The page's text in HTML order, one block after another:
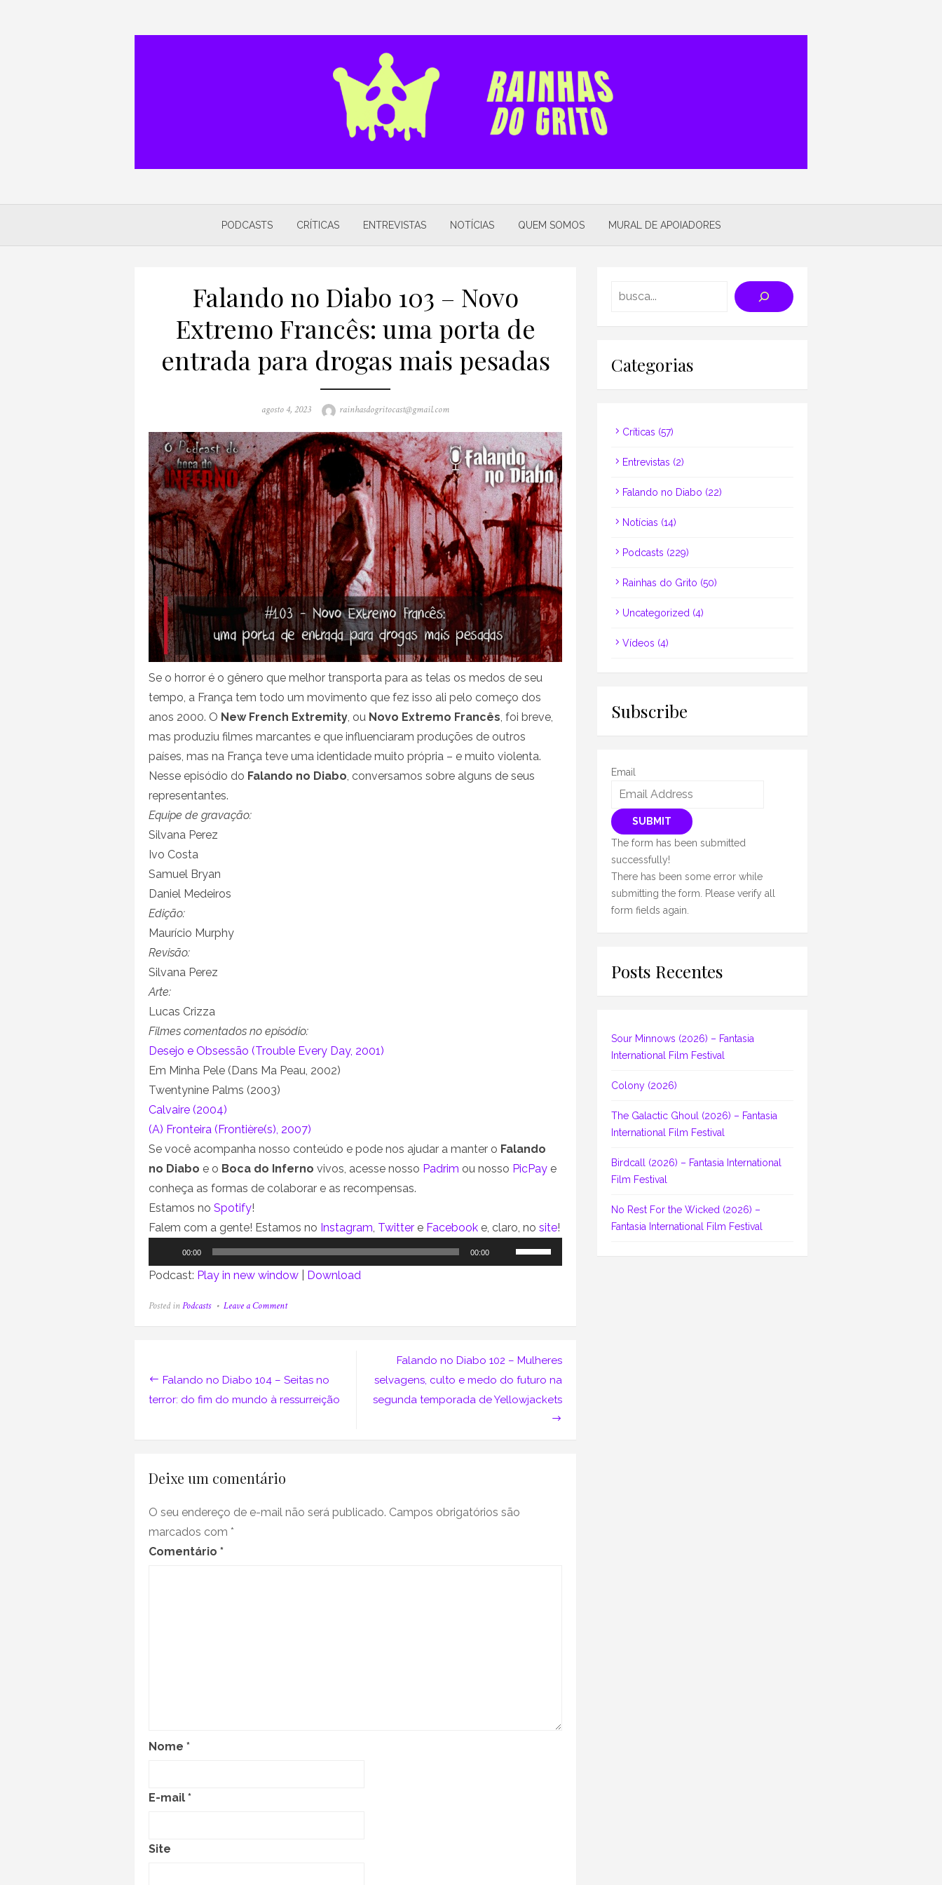
PODCASTS CRÍTICAS ENTREVISTAS NOTÍCIAS QUEM SOMOS MURAL DE APOIADORES
Falando no Diabo 103 – Novo
Extremo Francês: uma porta de
entrada para drogas mais pesadas
Posted
agosto 4, 2023 Author
rainhasdogritocast@gmail.com
Se o horror é o gênero que melhor transporta para as telas os medos de seu
tempo, a França tem todo um movimento que fez isso ali pelo começo dos
anos 2000. O New French Extremity , ou Novo Extremo Francês , foi breve,
mas produziu filmes marcantes e que influenciaram produções de outros
países, mas na França teve uma identidade muito própria – e muito violenta.
Nesse episódio do Falando no Diabo , conversamos sobre alguns de seus
representantes.
Equipe de gravação:
Silvana Perez
Ivo Costa
Samuel Bryan
Daniel Medeiros
Edição:
Maurício Murphy
Revisão:
Silvana Perez
Arte:
Lucas Crizza
Filmes comentados no episódio:
Desejo e Obsessão (Trouble Every Day, 2001)
Em Minha Pele (Dans Ma Peau, 2002)
Twentynine Palms (2003)
Calvaire (2004)
(A) Fronteira (Frontière(s), 2007)
Se você acompanha nosso conteúdo e pode nos ajudar a manter o Falando
no Diabo e o Boca do Inferno vivos, acesse nosso Padrim ou nosso PicPay e
conheça as formas de colaborar e as recompensas.
Estamos no Spotify!
Falem com a gente! Estamos no Instagram Twitter e Facebook e, claro, no site!
de
00:00 00:00
Use
as
para
baixo
para
aumentar
Podcast: Play in new window Download
Posted in Podcasts Leave a Commenton
Novo
Francês:
de
Post
Falando no Diabo 102 – Mulheres
selvagens, culto e medo do futuro na
segunda temporada de Yellowjackets
Falando no Diabo 104 – Seitas no
terror: do fim do mundo à ressurreição
Deixe um comentário
O seu endereço de e-mail não será publicado. Campos obrigatórios são
marcados com *
Comentário *
Nome *
E-mail *
Site
Categorias
Críticas (57)
Entrevistas (2)
Falando no Diabo (22)
Notícias (14)
Podcasts (229)
Rainhas do Grito (50)
Uncategorized (4)
Vídeos (4)
Subscribe
Email
SUBMIT
The form has been submitted
successfully!
There has been some error while
submitting the form. Please verify all
form fields again.
Posts Recentes
Sour Minnows (2026) – Fantasia
International Film Festival
Colony (2026)
The Galactic Ghoul (2026) – Fantasia
International Film Festival
Birdcall (2026) – Fantasia International
Film Festival
No Rest For the Wicked (2026) –
Fantasia International Film Festival